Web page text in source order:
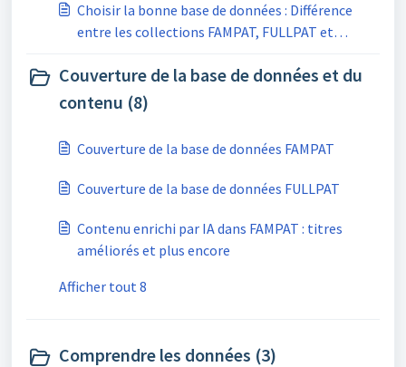
Choisir la bonne base de données : Différence
entre les collections FAMPAT, FULLPAT et
Couverture de la base de données et du
contenu (8)
Couverture de la base de données FAMPAT
Couverture de la base de données FULLPAT
Contenu enrichi par IA dans FAMPAT : titres
améliorés et plus encore
Afficher tout 8
Comprendre les données (3)